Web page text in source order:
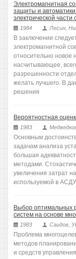
Электромагнитная
защиты и
электрической
1984 Лесин,
В заключении
электромагнитной
относительно новое
насчитывающее,
разрешенности
желать лучшего. В
решения
Вероятностная
1983
Основным
задачам анализа
большая
методами.
увеличения затрат
используемой в
Выбор оптимальных
систем на основе
1983 Саидов,
Проблема
методов
и средств